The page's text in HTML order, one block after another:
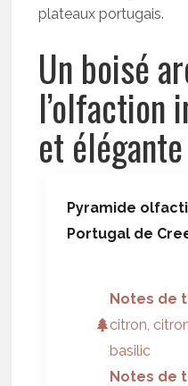
plateaux portugais.
Un boisé
l’olfaction
et élégante
Pyramide
Portugal de
Notes de
citron,
basilic
Notes de